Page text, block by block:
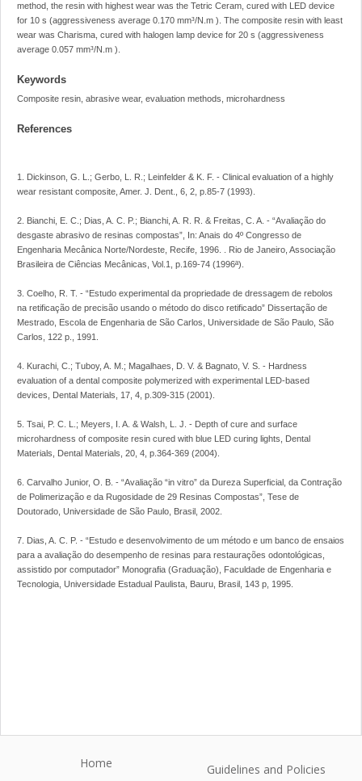
method, the resin with highest wear was the Tetric Ceram, cured with LED device
for 10 s (aggressiveness average 0.170 mm³/N.m ). The composite resin with least
wear was Charisma, cured with halogen lamp device for 20 s (aggressiveness
average 0.057 mm³/N.m ).
Keywords
Composite resin, abrasive wear, evaluation methods, microhardness
References
1. Dickinson, G. L.; Gerbo, L. R.; Leinfelder & K. F. - Clinical evaluation of a highly
wear resistant composite, Amer. J. Dent., 6, 2, p.85-7 (1993).
2. Bianchi, E. C.; Dias, A. C. P.; Bianchi, A. R. R. & Freitas, C. A. - “Avaliação do
desgaste abrasivo de resinas compostas”, In: Anais do 4º Congresso de
Engenharia Mecânica Norte/Nordeste, Recife, 1996. . Rio de Janeiro, Associação
Brasileira de Ciências Mecânicas, Vol.1, p.169-74 (1996ª).
3. Coelho, R. T. - “Estudo experimental da propriedade de dressagem de rebolos
na retificação de precisão usando o método do disco retificado” Dissertação de
Mestrado, Escola de Engenharia de São Carlos, Universidade de São Paulo, São
Carlos, 122 p., 1991.
4. Kurachi, C.; Tuboy, A. M.; Magalhaes, D. V. & Bagnato, V. S. - Hardness
evaluation of a dental composite polymerized with experimental LED-based
devices, Dental Materials, 17, 4, p.309-315 (2001).
5. Tsai, P. C. L.; Meyers, I. A. & Walsh, L. J. - Depth of cure and surface
microhardness of composite resin cured with blue LED curing lights, Dental
Materials, Dental Materials, 20, 4, p.364-369 (2004).
6. Carvalho Junior, O. B. - “Avaliação “in vitro” da Dureza Superficial, da Contração
de Polimerização e da Rugosidade de 29 Resinas Compostas”, Tese de
Doutorado, Universidade de São Paulo, Brasil, 2002.
7. Dias, A. C. P. - “Estudo e desenvolvimento de um método e um banco de ensaios
para a avaliação do desempenho de resinas para restaurações odontológicas,
assistido por computador” Monografia (Graduação), Faculdade de Engenharia e
Tecnologia, Universidade Estadual Paulista, Bauru, Brasil, 143 p, 1995.
Home Guidelines and Policies